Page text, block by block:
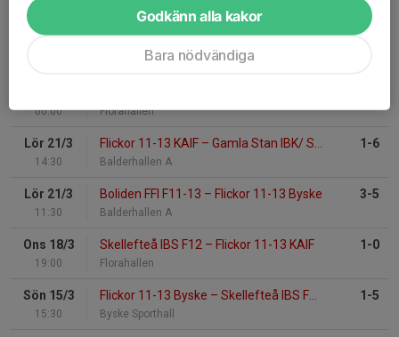
Senaste resultat
Florahallen
00:00 Florahallen
Lör 21/3
14:30
Flickor 11-13 KAIF – Gamla Stan IBK/ Svart F11-12
Balderhallen A
1-6
Lör 21/3
11:30
Boliden FFI F11-13 – Flickor 11-13 Byske
Balderhallen A
3-5
Ons 18/3
19:00
Skellefteå IBS F12 – Flickor 11-13 KAIF
Florahallen
1-0
Sön 15/3
15:30
Flickor 11-13 Byske – Skellefteå IBS F11-12
Byske Sporthall
1-5
Godkänn alla kakor
Bara nödvändiga